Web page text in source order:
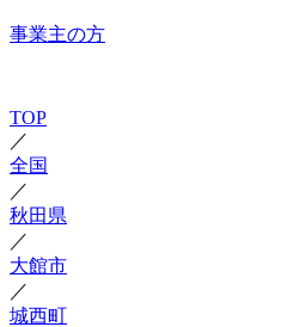
事業主の方
TOP
／
全国
／
秋田県
／
大館市
／
城西町